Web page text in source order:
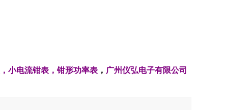
， 小电流钳表 ， 钳形功率表 ， 广州仪弘电子有限公司